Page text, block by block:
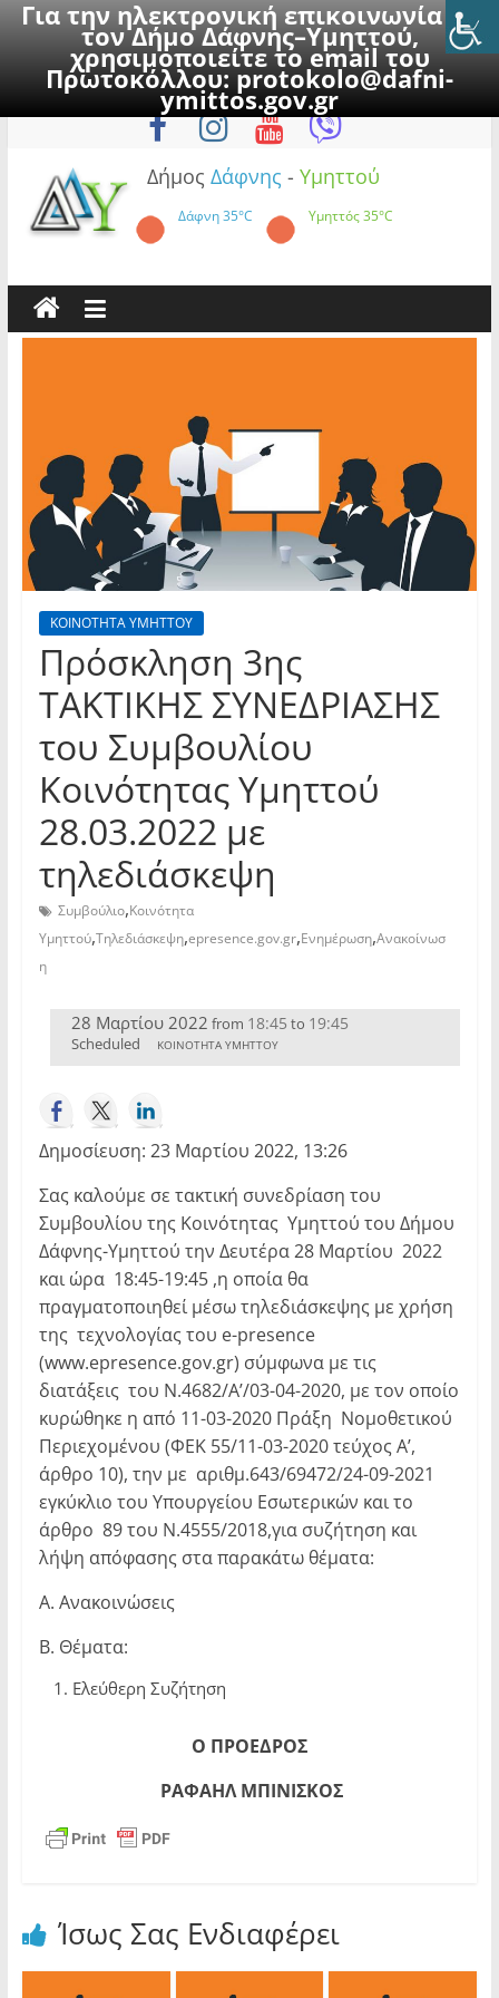
Για την ηλεκτρονική επικοινωνία με
τον Δήμο Δάφνης–Υμηττού,
χρησιμοποιείτε το email του
Πρωτοκόλλου:protokolo@dafni-
ymittos.gov.gr
to
Σάββατο, 8 Αυγούστου 2026
Δήμος Δάφνης - Υμηττού
Δάφνη35°C Υμηττός35°C
ΚΟΙΝΟΤΗΤΑ ΥΜΗΤΤΟΥ
Πρόσκληση 3ης
TAKTIKHΣ ΣΥΝΕΔΡΙΑΣΗΣ
του Συμβουλίου
Κοινότητας Υμηττού
28.03.2022 με
τηλεδιάσκεψη
Συμβούλιο,Κοινότητα
Υμηττού,Τηλεδιάσκεψη,epresence.gov.gr,Ενημέρωση,Ανακοίνωσ
η
28 Μαρτίου 2022 from 18:45 to 19:45
Scheduled ΚΟΙΝΟΤΗΤΑ ΥΜΗΤΤΟΥ
Δημοσίευση: 23 Μαρτίου 2022, 13:26
Σας καλούμε σε τακτική συνεδρίαση του
Συμβουλίου της Κοινότητας Υμηττού του Δήμου
Δάφνης-Υμηττού την Δευτέρα 28 Μαρτίου 2022
και ώρα 18:45-19:45 ,η οποία θα
πραγματοποιηθεί μέσω τηλεδιάσκεψης με χρήση
της τεχνολογίας του e-presence
(www.epresence.gov.gr) σύμφωνα με τις
διατάξεις του Ν.4682/Α’/03-04-2020, με τον οποίο
κυρώθηκε η από 11-03-2020 Πράξη Νομοθετικού
Περιεχομένου (ΦΕΚ 55/11-03-2020 τεύχος Α’,
άρθρο 10), την με αριθμ.643/69472/24-09-2021
εγκύκλιο του Υπουργείου Εσωτερικών και το
άρθρο 89 του Ν.4555/2018,για συζήτηση και
λήψη απόφασης στα παρακάτω θέματα:
Α. Ανακοινώσεις
Β. Θέματα:
Ελεύθερη Συζήτηση
Ο ΠΡΟΕΔΡΟΣ
ΡΑΦΑΗΛ ΜΠΙΝΙΣΚΟΣ
Ίσως Σας Ενδιαφέρει